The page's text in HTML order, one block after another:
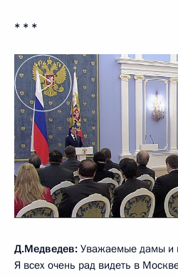
* * *
Д.Медведев: Уважаемые дамы и
Я всех очень рад видеть в